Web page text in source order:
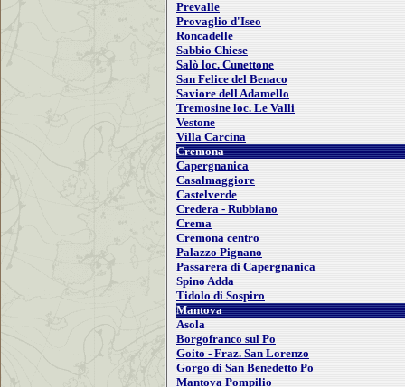
Prevalle
Provaglio d'Iseo
Roncadelle
Sabbio Chiese
Salò loc. Cunettone
San Felice del Benaco
Saviore dell Adamello
Tremosine loc. Le Valli
Vestone
Villa Carcina
Cremona
Capergnanica
Casalmaggiore
Castelverde
Credera - Rubbiano
Crema
Cremona centro
Palazzo Pignano
Passarera di Capergnanica
Spino Adda
Tidolo di Sospiro
Mantova
Asola
Borgofranco sul Po
Goito - Fraz. San Lorenzo
Gorgo di San Benedetto Po
Mantova Pompilio